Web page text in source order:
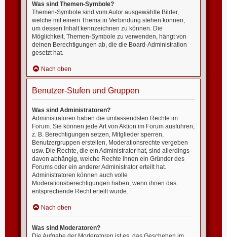
Was sind Themen-Symbole?
Themen-Symbole sind vom Autor ausgewählte Bilder,
welche mit einem Thema in Verbindung stehen können,
um dessen Inhalt kennzeichnen zu können. Die
Möglichkeit, Themen-Symbole zu verwenden, hängt von
deinen Berechtigungen ab, die die Board-Administration
gesetzt hat.
Nach oben
Benutzer-Stufen und Gruppen
Was sind Administratoren?
Administratoren haben die umfassendsten Rechte im
Forum. Sie können jede Art von Aktion im Forum ausführen;
z. B. Berechtigungen setzen, Mitglieder sperren,
Benutzergruppen erstellen, Moderationsrechte vergeben
usw. Die Rechte, die ein Administrator hat, sind allerdings
davon abhängig, welche Rechte ihnen ein Gründer des
Forums oder ein anderer Administrator erteilt hat.
Administratoren können auch volle
Moderationsberechtigungen haben, wenn ihnen das
entsprechende Recht erteilt wurde.
Nach oben
Was sind Moderatoren?